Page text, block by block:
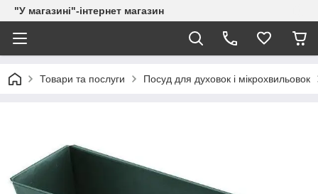
"У магазині"-інтернет магазин
Товари та послуги Посуд для духовок і мікрохвильовок